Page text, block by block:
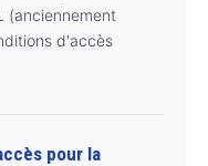
(anciennement
d'accès
pour la